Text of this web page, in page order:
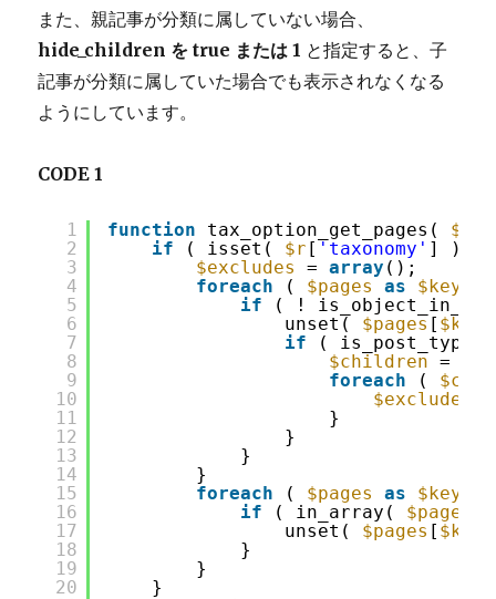
また、親記事が分類に属していない場合、
hide_children を true または 1 と指定すると、子
記事が分類に属していた場合でも表示されなくなる
ようにしています。
CODE 1
1
2
3
4
5
6
7
8
9
10
11
12
13
14
15
16
17
18
19
20
function tax_option_get_pages(
if
( isset( $r [ 'taxonomy' ] )
$excludes
= array ();
foreach
( $pages as $key
if
( !
unset( $pages [ $key
if
(
$children
=
foreach
(
$excludes
}
}
}
}
foreach
( $pages as $key
if
( in_array( $page
unset( $pages [ $key
}
}
}